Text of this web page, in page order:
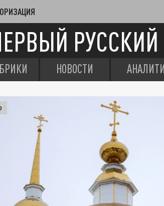
РУССКИЙ
НОВОСТИ